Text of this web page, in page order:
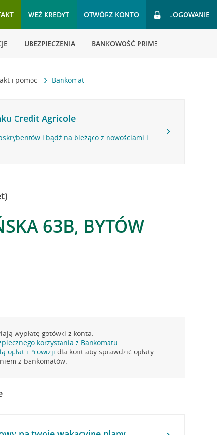
WEŹ KREDYT OTWÓRZ KONTO LOGOWANIE
UBEZPIECZENIA BANKOWOŚĆ PRIME
i pomoc Bankomat
Credit Agricole
i bądź na bieżąco z nowościami i
63B, BYTÓW
wypłatę gotówki z konta.
korzystania z Bankomatu.
opłat i Prowizji dla kont aby sprawdzić opłaty
z bankomatów.